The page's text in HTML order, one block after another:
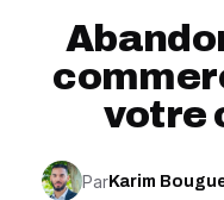
votre
ParKarim